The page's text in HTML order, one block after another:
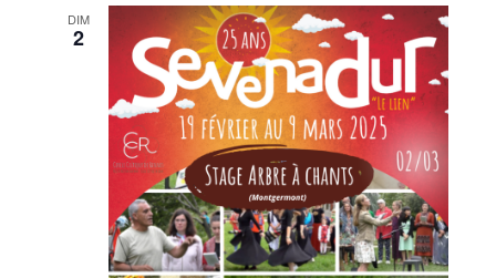
DIM
2